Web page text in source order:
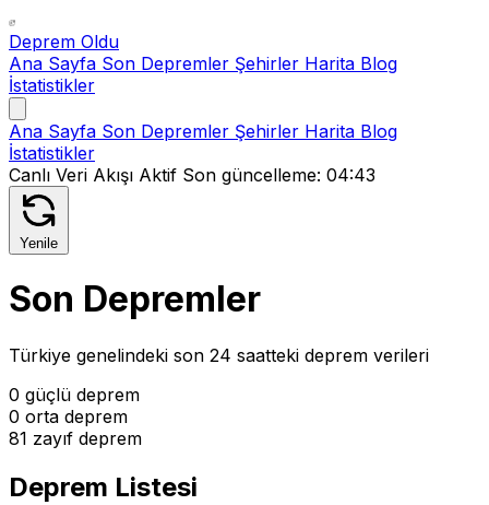
Deprem Oldu
Ana Sayfa Son Depremler Şehirler Harita Blog
İstatistikler
Ana Sayfa Son Depremler Şehirler Harita Blog
İstatistikler
Canlı Veri Akışı Aktif Son güncelleme: 04:43
Yenile
Son Depremler
Türkiye genelindeki son 24 saatteki deprem verileri
0 güçlü deprem
0 orta deprem
81 zayıf deprem
Deprem Listesi